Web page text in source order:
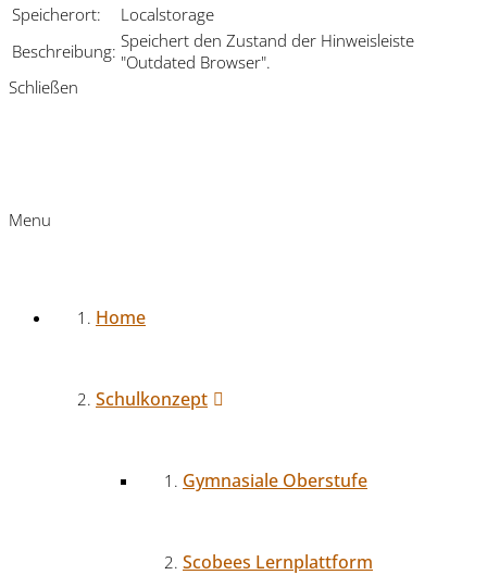
Speicherort:
Localstorage
Beschreibung: Speichert den Zustand der Hinweisleiste
"Outdated Browser".
Schließen
Menu
Home
Schulkonzept
Gymnasiale Oberstufe
Scobees Lernplattform